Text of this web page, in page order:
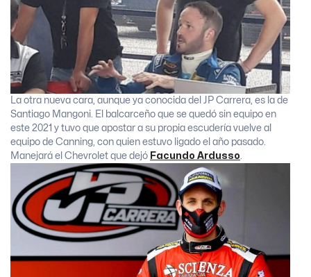
La otra nueva cara, aunque ya conocida del JP Carrera, es la de
Santiago Mangoni. El balcarceño que se quedó sin equipo en
este 2021 y tuvo que apostar a su propia escudería vuelve al
equipo de Canning, con quien estuvo ligado el año pasado.
Manejará el Chevrolet que dejó Facundo Ardusso